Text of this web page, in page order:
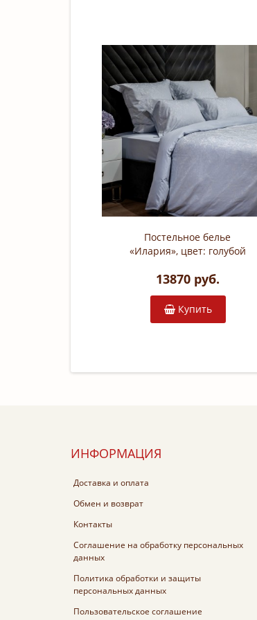
Постельное белье
«Илария», цвет: голубой
жаккардовый сатин: 100%
13870 руб.
Купить
ИНФОРМАЦИЯ
Доставка и оплата
Обмен и возврат
Контакты
Соглашение на обработку персональных
данных
Политика обработки и защиты
персональных данных
Пользовательское соглашение